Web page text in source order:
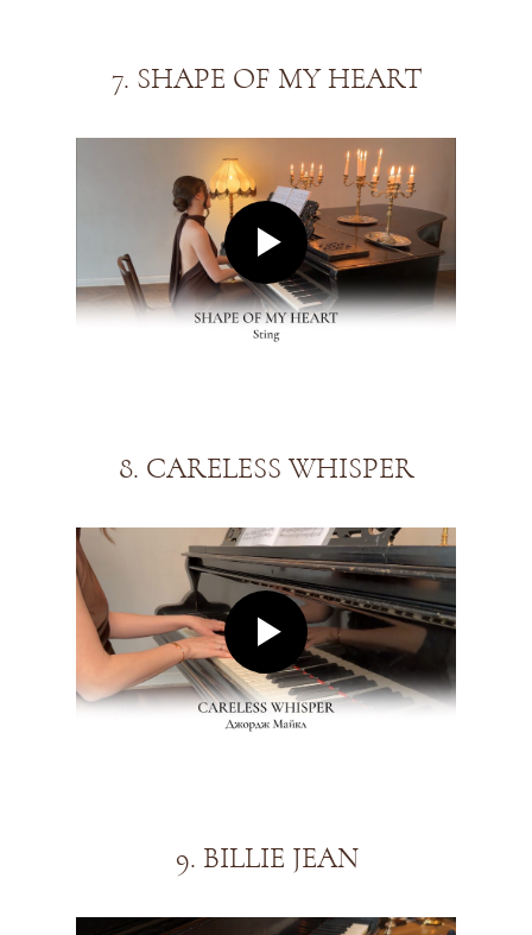
7. SHAPE OF MY HEART
8. CARELESS WHISPER
9. BILLIE JEAN